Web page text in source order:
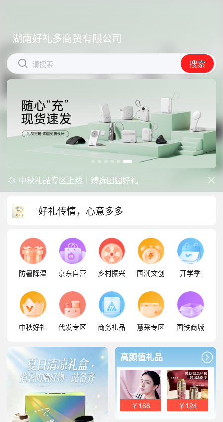
湖南好礼多商贸有限公司
 请搜索 搜索
湖南好礼多商贸有限公司
 请搜索 搜索
 防暑降温一站式配齐，企业福利更省心
中秋礼品专区上线｜臻选团圆好礼

好礼传情，心意多多
防暑降温 京东自营 乡村振兴 国潮文创 开学季
中秋好礼 代发专区 商务礼品 慧采专区 国铁商城
高颜值礼品
￥188 ￥124